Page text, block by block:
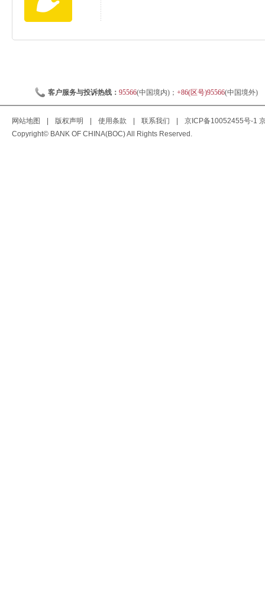
客户服务与投诉热线： 95566(中国境内)； +86(区号)95566(中国境外)
网站地图 版权声明 使用条款 联系我们 京ICP备10052455号-1
Copyright© BANK OF CHINA(BOC) All Rights Reserved.